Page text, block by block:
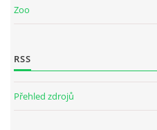
Zoo
RSS
Přehled zdrojů